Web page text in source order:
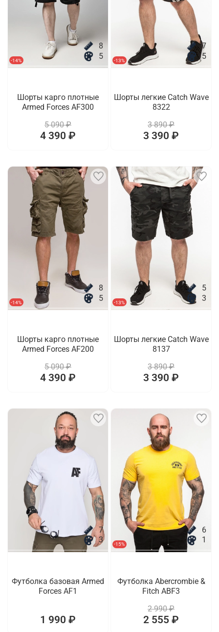
-14%
8
5
Шорты карго плотные
Armed Forces AF300
5 090 ₽
4 390 ₽
-13%
7
5
Шорты легкие Catch Wave
8322
3 890 ₽
3 390 ₽
-14%
8
5
Шорты карго плотные
Armed Forces AF200
5 090 ₽
4 390 ₽
-13%
5
3
Шорты легкие Catch Wave
8137
3 890 ₽
3 390 ₽
7
3
Футболка базовая Armed
Forces AF1
1 990 ₽
-15%
6
1
Футболка Abercrombie &
Fitch ABF3
2 990 ₽
2 555 ₽